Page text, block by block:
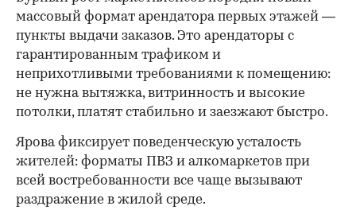
массовый формат арендатора первых этажей —
пункты выдачи заказов. Это арендаторы с
гарантированным трафиком и
неприхотливыми требованиями к помещению:
не нужна вытяжка, витринность и высокие
потолки, платят стабильно и заезжают быстро.
Ярова фиксирует поведенческую усталость
жителей: форматы ПВЗ и алкомаркетов при
всей востребованности все чаще вызывают
раздражение в жилой среде.